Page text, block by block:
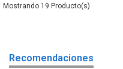
19
Recomendaciones